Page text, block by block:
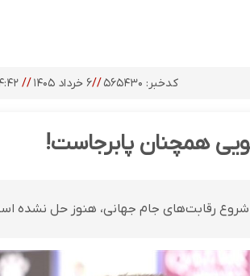
کدخبر: ۵۶۵۴۳۰ //۶ خرداد ۱۴۰۵ //
همچنان پابرجاست!
شروع رقابت‌های جام جهانی، هنوز حل نشده